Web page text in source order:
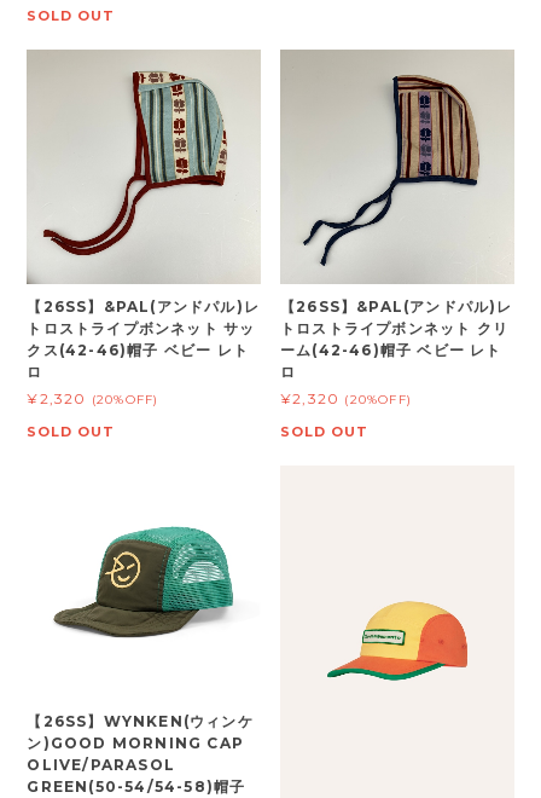
SOLD OUT
【26SS】&PAL(アンドパル)レ
トロストライプボンネット サッ
クス(42-46)帽子 ベビー レト
ロ
¥2,320
(20%OFF)
SOLD OUT
【26SS】&PAL(アンドパル)レ
トロストライプボンネット クリ
ーム(42-46)帽子 ベビー レト
ロ
¥2,320 (20%OFF)
SOLD OUT
【26SS】WYNKEN(ウィンケ
ン)GOOD MORNING CAP
OLIVE/PARASOL
GREEN(50-54/54-58)帽子